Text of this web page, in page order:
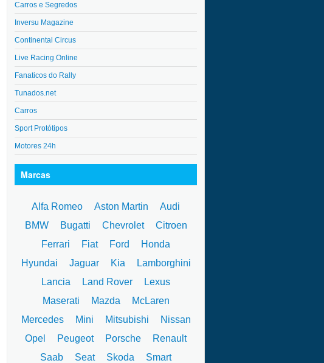
Carros e Segredos
Inversu Magazine
Continental Circus
Live Racing Online
Fanaticos do Rally
Tunados.net
Carros
Sport Protótipos
Motores 24h
Marcas
Alfa Romeo Aston Martin
Audi
BMW
Bugatti Chevrolet
Citroen
Ferrari
Fiat Ford
Honda
Hyundai
Jaguar Kia
Lamborghini
Lancia
Land Rover
Lexus
Maserati
Mazda
McLaren
Mercedes
Mini Mitsubishi
Nissan
Opel
Peugeot Porsche
Renault
Saab
Seat Skoda Smart